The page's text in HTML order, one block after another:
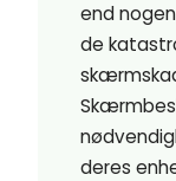
end
de
deres